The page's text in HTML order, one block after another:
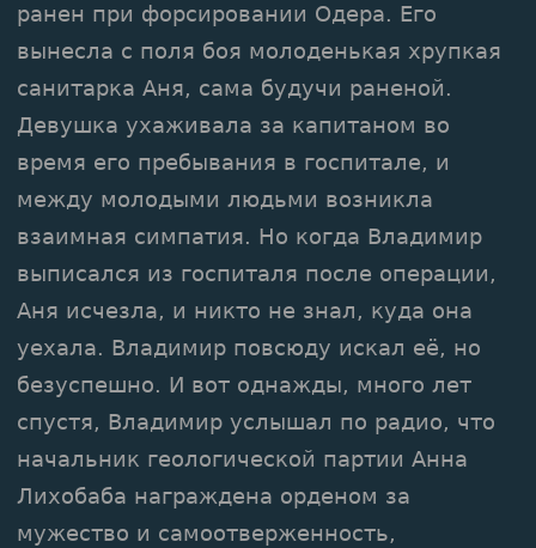
ранен при форсировании Одера. Его
вынесла с поля боя молоденькая хрупкая
санитарка Аня, сама будучи раненой.
Девушка ухаживала за капитаном во
время его пребывания в госпитале, и
между молодыми людьми возникла
взаимная симпатия. Но когда Владимир
выписался из госпиталя после операции,
Аня исчезла, и никто не знал, куда она
уехала. Владимир повсюду искал её, но
безуспешно. И вот однажды, много лет
спустя, Владимир услышал по радио, что
начальник геологической партии Анна
Лихобаба награждена орденом за
мужество и самоотверженность,